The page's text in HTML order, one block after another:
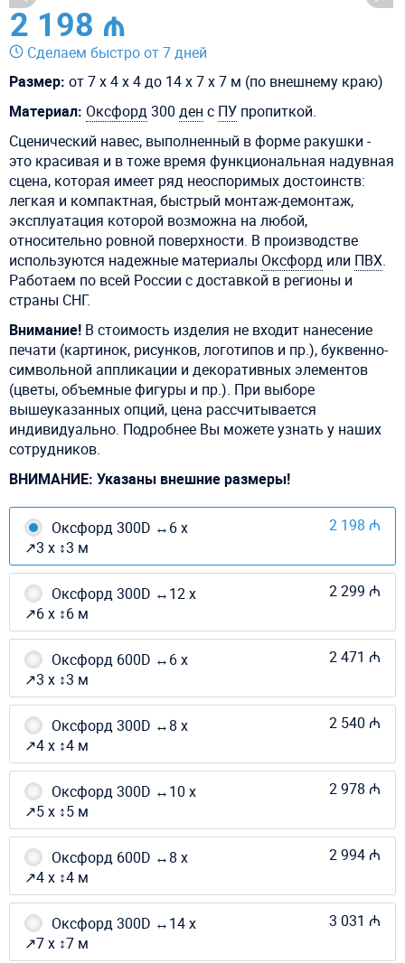
2 198 ₼
Сделаем быстро от 7 дней
Размер: от 7 х 4 х 4 до 14 х 7 х 7 м (по внешнему краю)
Материал: Оксфорд300 ден с ПУ пропиткой.
Сценический навес, выполненный в форме ракушки -
это красивая и в тоже время функциональная надувная
сцена, которая имеет ряд неоспоримых достоинств:
легкая и компактная, быстрый монтаж-демонтаж,
эксплуатация которой возможна на любой,
относительно ровной поверхности. В производстве
используются надежные материалы Оксфорд или ПВХ.
Работаем по всей России с доставкой в регионы и
страны СНГ.
Внимание! В стоимость изделия не входит нанесение
печати (картинок, рисунков, логотипов и пр.), буквенно-
символьной аппликации и декоративных элементов
(цветы, объемные фигуры и пр.). При выборе
вышеуказанных опций, цена рассчитывается
индивидуально. Подробнее Вы можете узнать у наших
сотрудников.
ВНИМАНИЕ: Указаны внешние размеры!
Оксфорд 300D ↔6 х
↗3 х ↕3 м
2 198 ₼
Оксфорд 300D ↔12 х
↗6 х ↕6 м
2 299 ₼
Оксфорд 600D ↔6 х
↗3 х ↕3 м
2 471 ₼
Оксфорд 300D ↔8 х
↗4 х ↕4 м
2 540 ₼
Оксфорд 300D ↔10 х
↗5 х ↕5 м
2 978 ₼
Оксфорд 600D ↔8 х
↗4 х ↕4 м
2 994 ₼
Оксфорд 300D ↔14 х
↗7 х ↕7 м
3 031 ₼